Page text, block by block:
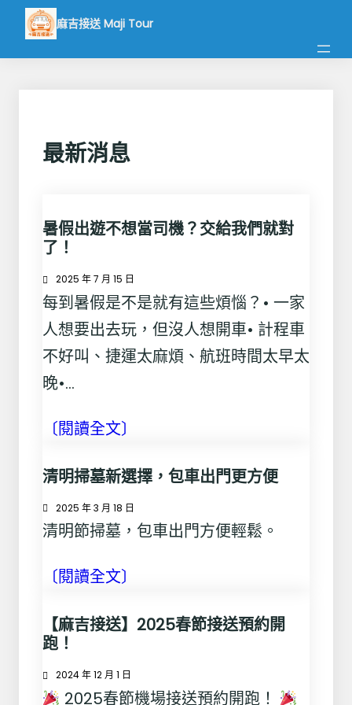
主
麻吉接送 Maji Tour
最新消息
暑假出遊不想當司機？交給我們就對
了！
2025 年 7 月 15 日
每到暑假是不是就有這些煩惱？• 一家
人想要出去玩，但沒人想開車• 計程車
不好叫、捷運太麻煩、航班時間太早太
晚•…
〔閱讀全文〕
清明掃墓新選擇，包車出門更方便
2025 年 3 月 18 日
清明節掃墓，包車出門方便輕鬆。
〔閱讀全文〕
【麻吉接送】2025春節接送預約開
跑！
2024 年 12 月 1 日
2025春節機場接送預約開跑！